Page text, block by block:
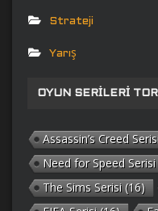
Strateji
Yarış
OYUN SERILERI
Assassin’s Creed
Need for Speed Serisi
The Sims Serisi (16)